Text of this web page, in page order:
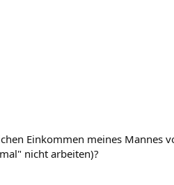
Einkommen meines Mannes
nicht arbeiten)?